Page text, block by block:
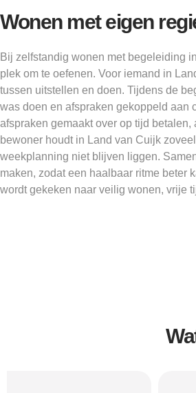
Wonen met eigen
Bij zelfstandig wonen met begeleiding
plek om te oefenen. Voor iemand in
tussen uitstellen en doen. Tijdens de
was doen en afspraken gekoppeld aan
afspraken gemaakt over op tijd
bewoner houdt in Land van Cuijk
weekplanning niet blijven liggen.
maken, zodat een haalbaar ritme beter
wordt gekeken naar veilig wonen, vrije